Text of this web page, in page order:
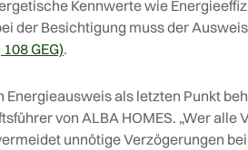
Kennwerte wie
der Besichtigung muss der
GEG).
als letzten Punkt
von ALBA HOMES. „Wer alle
unnötige Verzögerungen